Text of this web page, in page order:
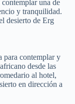
una de
y tranquilidad.
desierto de Erg
para contemplar y
desde las
al hotel,
en dirección a